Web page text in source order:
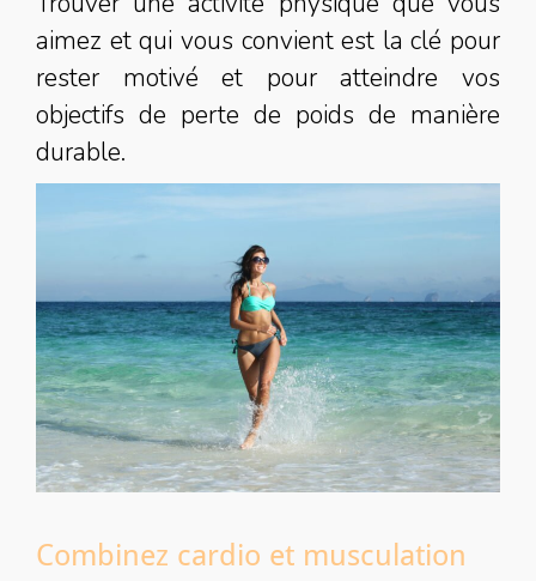
aimez et qui vous convient est la clé pour
rester motivé et pour atteindre vos
objectifs de perte de poids de manière
durable.
Combinez cardio et musculation